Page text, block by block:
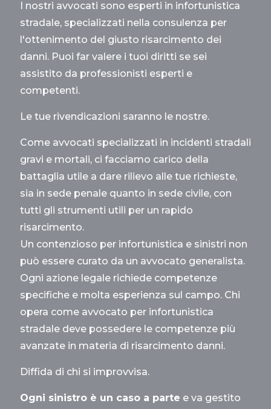
I nostri avvocati sono esperti in infortunistica
stradale, specializzati nella consulenza per
l'ottenimento del giusto risarcimento dei
danni. Puoi far valere i tuoi diritti se sei
assistito da professionisti esperti e
competenti.
Le tue rivendicazioni saranno le nostre.
Come avvocati specializzati in incidenti stradali
gravi e mortali, ci facciamo carico della
battaglia utile a dare rilievo alle tue richieste,
sia in sede penale quanto in sede civile, con
tutti gli strumenti utili per un rapido
risarcimento.
Un contenzioso per infortunistica e sinistri non
può essere curato da un avvocato generalista.
Ogni azione legale richiede competenze
specifiche e molta esperienza sul campo. Chi
opera come avvocato per infortunistica
stradale deve possedere le competenze più
avanzate in materia di risarcimento danni.
Diffida di chi si improvvisa.
Ogni sinistro è un caso a parte e va gestito